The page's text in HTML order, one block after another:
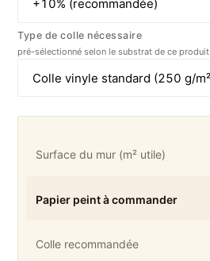
Type de colle nécessaire
pré-sélectionné selon le substrat de ce produit
Surface du mur (m² utile)
Papier peint à commander
Colle recommandée